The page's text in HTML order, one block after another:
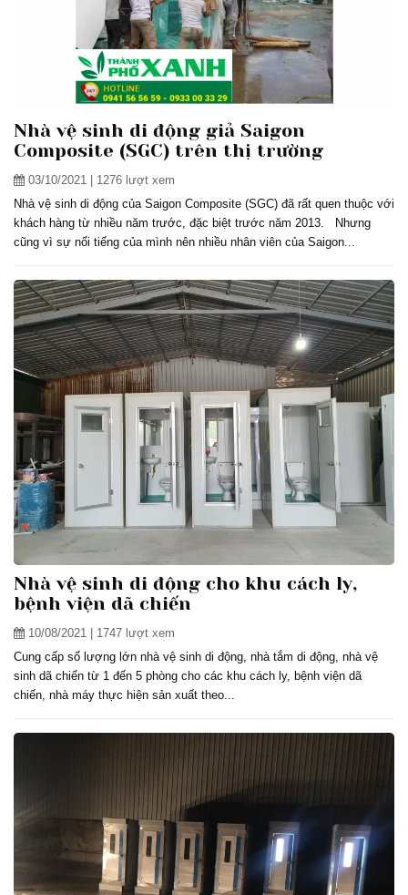
Nhà vệ sinh di động giả Saigon
Composite (SGC) trên thị trường
03/10/2021 | 1276 lượt xem
Nhà vệ sinh di động của Saigon Composite (SGC) đã rất quen thuộc với
khách hàng từ nhiều năm trước, đặc biệt trước năm 2013. Nhưng
cũng vì sự nổi tiếng của mình nên nhiều nhân viên của Saigon...
Nhà vệ sinh di động cho khu cách ly,
bệnh viện dã chiến
10/08/2021 | 1747 lượt xem
Cung cấp số lượng lớn nhà vệ sinh di động, nhà tắm di động, nhà vệ
sinh dã chiến từ 1 đến 5 phòng cho các khu cách ly, bệnh viện dã
chiến, nhà máy thực hiện sản xuất theo...